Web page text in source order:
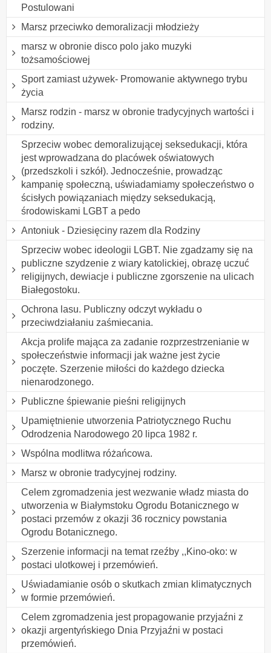
Postulowani
Marsz przeciwko demoralizacji młodzieży
marsz w obronie disco polo jako muzyki
tożsamościowej
Sport zamiast używek- Promowanie aktywnego trybu
życia
Marsz rodzin - marsz w obronie tradycyjnych wartości i
rodziny.
Sprzeciw wobec demoralizującej seksedukacji, która
jest wprowadzana do placówek oświatowych
(przedszkoli i szkół). Jednocześnie, prowadząc
kampanię społeczną, uświadamiamy społeczeństwo o
ścisłych powiązaniach między seksedukacją,
środowiskami LGBT a pedo
Antoniuk - Dziesięciny razem dla Rodziny
Sprzeciw wobec ideologii LGBT. Nie zgadzamy się na
publiczne szydzenie z wiary katolickiej, obrazę uczuć
religijnych, dewiacje i publiczne zgorszenie na ulicach
Białegostoku.
Ochrona lasu. Publiczny odczyt wykładu o
przeciwdziałaniu zaśmiecania.
Akcja prolife mająca za zadanie rozprzestrzenianie w
społeczeństwie informacji jak ważne jest życie
poczęte. Szerzenie miłości do każdego dziecka
nienarodzonego.
Publiczne śpiewanie pieśni religijnych
Upamiętnienie utworzenia Patriotycznego Ruchu
Odrodzenia Narodowego 20 lipca 1982 r.
Wspólna modlitwa różańcowa.
Marsz w obronie tradycyjnej rodziny.
Celem zgromadzenia jest wezwanie władz miasta do
utworzenia w Białymstoku Ogrodu Botanicznego w
postaci przemów z okazji 36 rocznicy powstania
Ogrodu Botanicznego.
Szerzenie informacji na temat rzeźby ,,Kino-oko: w
postaci ulotkowej i przemówień.
Uświadamianie osób o skutkach zmian klimatycznych
w formie przemówień.
Celem zgromadzenia jest propagowanie przyjaźni z
okazji argentyńskiego Dnia Przyjaźni w postaci
przemówień.